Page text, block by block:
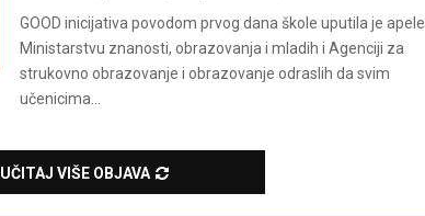
GOOD inicijativa povodom prvog dana škole uputila je apele
Ministarstvu znanosti, obrazovanja i mladih i Agenciji za
strukovno obrazovanje i obrazovanje odraslih da svim
učenicima...
UČITAJ VIŠE OBJAVA